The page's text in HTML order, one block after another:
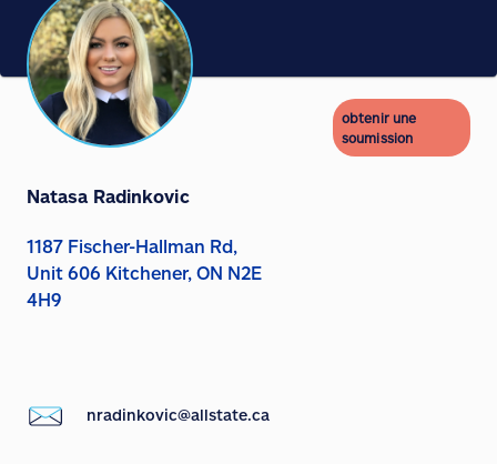
obtenir une
soumission
Natasa Radinkovic
1187 Fischer-Hallman Rd,
Unit 606 Kitchener, ON N2E
4H9
nradinkovic@allstate.ca